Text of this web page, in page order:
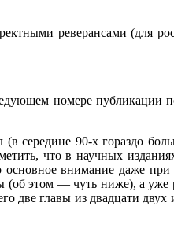
реверансами (для
номере публикации
середине 90-х гораздо
что в научных
внимание даже
(об этом — чуть ниже), а
две главы из двадцати